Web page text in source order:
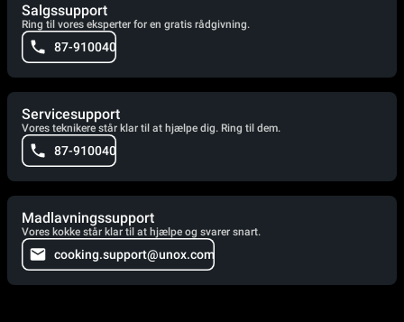
Salgssupport
Ring til vores eksperter for en gratis rådgivning.
87-910040
Servicesupport
Vores teknikere står klar til at hjælpe dig. Ring til dem.
87-910040
Madlavningssupport
Vores kokke står klar til at hjælpe og svarer snart.
cooking.support@unox.com